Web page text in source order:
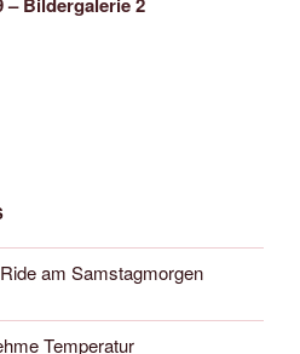
am Samstagmorgen
Temperatur